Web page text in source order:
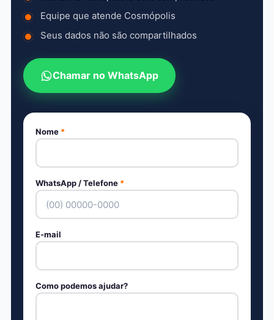
Equipe que atende Cosmópolis
Seus dados não são compartilhados
Chamar no WhatsApp
Nome *
WhatsApp / Telefone *
E-mail
Como podemos ajudar?